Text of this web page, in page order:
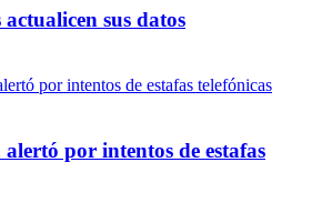
sus datos
por intentos de estafas